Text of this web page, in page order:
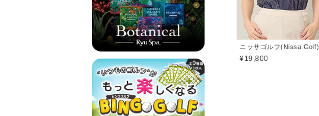
ニッサゴルフ(Nissa Golf)
¥19,800